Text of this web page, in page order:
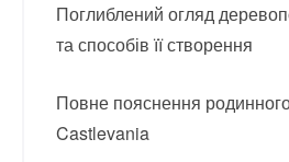
Поглиблений огляд
та способів її створення
Повне пояснення
Castlevania